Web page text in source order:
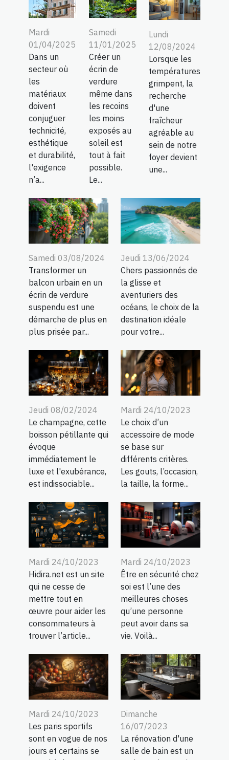
Mardi
01/04/2025
Dans un
secteur où
les
matériaux
doivent
conjuguer
technicité,
esthétique
et durabilité,
l'exigence
n’a...
Samedi
11/01/2025
Créer un
écrin de
verdure
même dans
les recoins
les moins
exposés au
soleil est
tout à fait
possible.
Le...
Lundi
12/08/2024
Lorsque les
températures
grimpent, la
recherche
d'une
fraîcheur
agréable au
sein de notre
foyer devient
une...
Samedi 03/08/2024
Transformer un
balcon urbain en un
écrin de verdure
suspendu est une
démarche de plus en
plus prisée par...
Jeudi 13/06/2024
Chers passionnés de
la glisse et
aventuriers des
océans, le choix de la
destination idéale
pour votre...
Jeudi 08/02/2024
Le champagne, cette
boisson pétillante qui
évoque
immédiatement le
luxe et l'exubérance,
est indissociable...
Mardi 24/10/2023
Le choix d’un
accessoire de mode
se base sur
différents critères.
Les gouts, l’occasion,
la taille, la forme...
Mardi 24/10/2023
Hidira.net est un site
qui ne cesse de
mettre tout en
œuvre pour aider les
consommateurs à
trouver l’article...
Mardi 24/10/2023
Être en sécurité chez
soi est l’une des
meilleures choses
qu’une personne
peut avoir dans sa
vie. Voilà...
Mardi 24/10/2023
Les paris sportifs
sont en vogue de nos
jours et certains se
Dimanche
16/07/2023
La rénovation d'une
salle de bain est un